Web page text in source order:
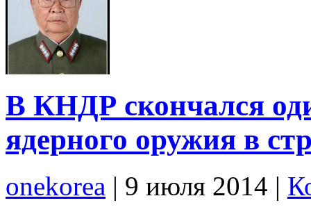
В КНДР скончался
ядерного оружия в
onekorea | 9 июля 2014 |